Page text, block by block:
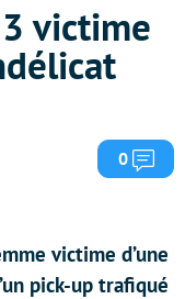
victime
0
victime d’une
pick-up trafiqué